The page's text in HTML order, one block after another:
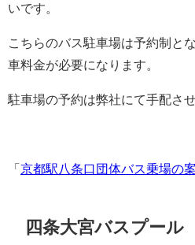
いです。
こちらのバス駐車場は予約制と
車料金が必要になります。
駐車場の予約は弊社にて手配さ
「 京都駅八条口団体バス乗場の
四条大宮バスプール